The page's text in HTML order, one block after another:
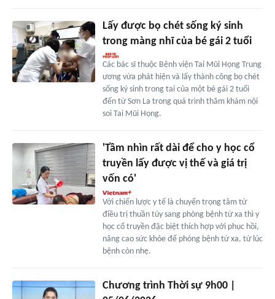
Lấy được bọ chét sống ký sinh
trong màng nhĩ của bé gái 2 tuổi
Các bác sĩ thuộc Bệnh viện Tai Mũi Họng Trung
ương vừa phát hiện và lấy thành công bọ chét
sống ký sinh trong tai của một bé gái 2 tuổi
đến từ Sơn La trong quá trình thăm khám nội
soi Tai Mũi Họng.
'Tầm nhìn rất dài để cho y học cổ
truyền lấy được vị thế và giá trị
vốn có'
Với chiến lược y tế là chuyển trọng tâm từ
điều trị thuần túy sang phòng bệnh từ xa thì y
học cổ truyền đặc biệt thích hợp với phục hồi,
nâng cao sức khỏe để phòng bệnh từ xa, từ lúc
bệnh còn nhẹ.
Chương trình Thời sự 9h00 |